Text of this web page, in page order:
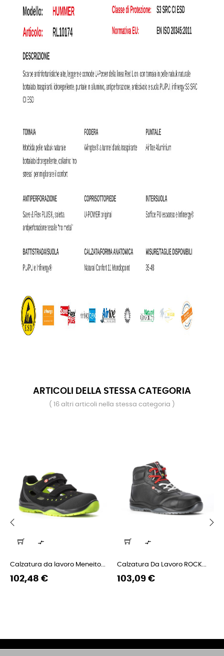
ARTICOLI DELLA STESSA CATEGORIA
( 16 altri articoli nella stessa categoria )

Calzatura da lavoro Meneito...
Prezzo
Prezzo
102,48 €

Calzatura Da Lavoro ROCK...
Prezzo
Prezzo
103,09 €